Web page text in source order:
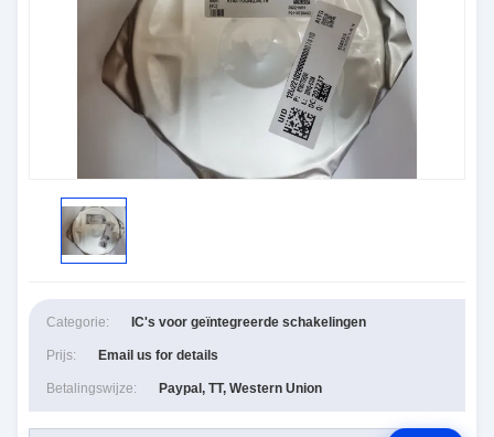
Categorie: IC's voor geïntegreerde schakelingen
Prijs: Email us for details
Betalingswijze: Paypal, TT, Western Union